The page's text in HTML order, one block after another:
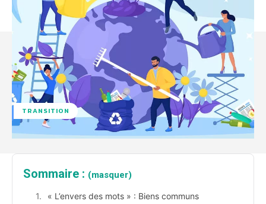
TRANSITION
Sommaire : (masquer)
« L’envers des mots » : Biens communs